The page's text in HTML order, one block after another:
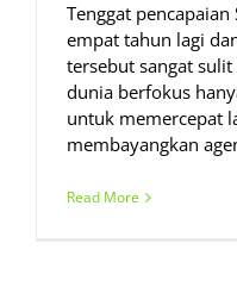
Tenggat
empat tahun lagi
tersebut sangat
dunia berfokus
untuk memercepat
membayangkan
Read More